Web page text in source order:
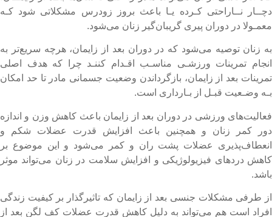
نــاراحتی کـرده یـا باعث بروز زودرس مشکلاتی شود کـه
در دوران پیری گریبان‌گیر زنان می‌شود.
زنان توصیه می‌شود که در دوران بعد از زایمان، هرچه سریع‌تر به
تمرینات ورزشـی مناسـب اقـدام کننـد چرا که هدف اصلی
بعد از زایمان، بازگرداندن وضعیت جسمانی مادر تا حد امکان
وضـعیت قبـل از بـارداری است.
ورزشی در دوران بعد از زایمان باعث کاهش وزن و اندازه
کمر زنان و همچنین باعث افزایش قدرت عضلات شکم و
عضلات پشت ران و کمر می‌شود و این موضوع بر
دردهای فیزیولوژیکی و افزایش سلامت در زنان می‌تواند موثر
طرفی مشکلات جنسی بعد از زایمان که تاثیرگذار بر کیفیت زندگی
است هم می‌تواند به دلیل کاهش قدرت عضلات کف لگن بعد از